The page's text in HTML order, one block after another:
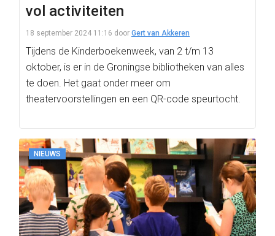
vol activiteiten
18 september 2024 11:16 door Gert van Akkeren
Tijdens de Kinderboekenweek, van 2 t/m 13
oktober, is er in de Groningse bibliotheken van alles
te doen. Het gaat onder meer om
theatervoorstellingen en een QR-code speurtocht.
NIEUWS